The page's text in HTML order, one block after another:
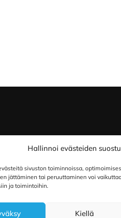
Hallinnoi evästeiden
sivuston toiminnoissa,
jättäminen tai peruuttaminen voi
ja toimintoihin.
Kiellä